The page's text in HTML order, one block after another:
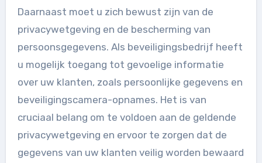
Daarnaast moet u zich bewust zijn van de
privacywetgeving en de bescherming van
persoonsgegevens. Als beveiligingsbedrijf heeft
u mogelijk toegang tot gevoelige informatie
over uw klanten, zoals persoonlijke gegevens en
beveiligingscamera-opnames. Het is van
cruciaal belang om te voldoen aan de geldende
privacywetgeving en ervoor te zorgen dat de
gegevens van uw klanten veilig worden bewaard